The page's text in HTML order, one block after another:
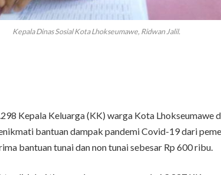
Kepala Dinas Sosial Kota Lhokseumawe, Ridwan Jalil.
Kepala Keluarga (KK) warga Kota Lhokseumawe
bantuan dampak pandemi Covid-19 dari
bantuan tunai dan non tunai sebesar Rp 600 ribu.